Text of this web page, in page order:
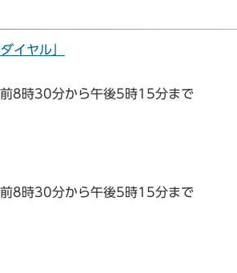
イヤル」
前8時30分から午後5時15分まで
前8時30分から午後5時15分まで